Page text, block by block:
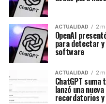
ACTUALIDAD 2
OpenAI
para detectar
software
ACTUALIDAD 2
ChatGPT
lanzó una
recordatorios